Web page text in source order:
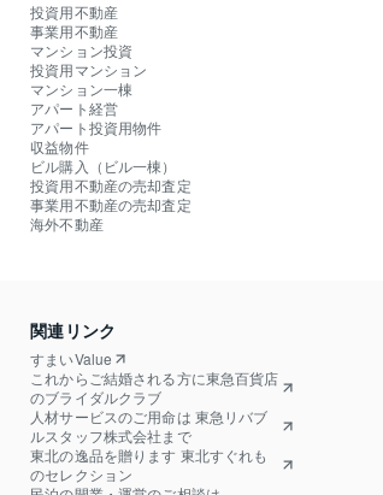
投資用不動産
事業用不動産
マンション投資
投資用マンション
マンション一棟
アパート経営
アパート投資用物件
収益物件
ビル購入（ビル一棟）
投資用不動産の売却査定
事業用不動産の売却査定
海外不動産
関連リンク
すまいValue
これからご結婚される方に東急百貨店
のブライダルクラブ
人材サービスのご用命は 東急リバブ
ルスタッフ株式会社まで
東北の逸品を贈ります 東北すぐれも
のセレクション